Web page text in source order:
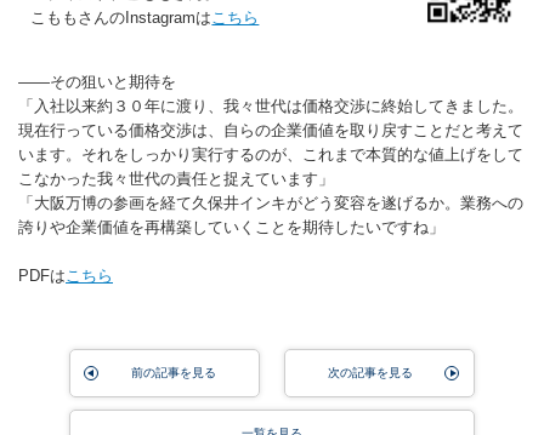
こももさんのInstagramはこちら
――その狙いと期待を
「入社以来約３０年に渡り、我々世代は価格交渉に終始してきました。
現在行っている価格交渉は、自らの企業価値を取り戻すことだと考えて
います。それをしっかり実行するのが、これまで本質的な値上げをして
こなかった我々世代の責任と捉えています」
「大阪万博の参画を経て久保井インキがどう変容を遂げるか。業務への
誇りや企業価値を再構築していくことを期待したいですね」
PDFはこちら
前の記事を見る 次の記事を見る